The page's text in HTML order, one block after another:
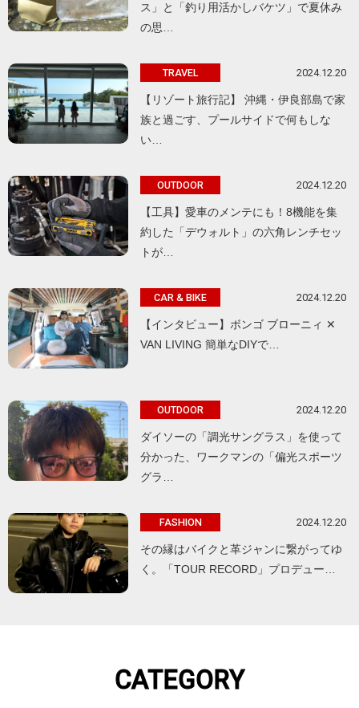
ス」と「釣り用活かしバケツ」で夏休み
の思…
TRAVEL 2024.12.20
【リゾート旅行記】 沖縄・伊良部島で家
族と過ごす、プールサイドで何もしな
い…
OUTDOOR 2024.12.20
【工具】愛車のメンテにも！8機能を集
約した「デウォルト」の六角レンチセッ
トが…
CAR & BIKE 2024.12.20
【インタビュー】ボンゴ ブローニィ ✕
VAN LIVING 簡単なDIYで…
OUTDOOR 2024.12.20
ダイソーの「調光サングラス」を使って
分かった、ワークマンの「偏光スポーツ
グラ…
FASHION 2024.12.20
その縁はバイクと革ジャンに繋がってゆ
く。「TOUR RECORD」プロデュー…
CATEGORY